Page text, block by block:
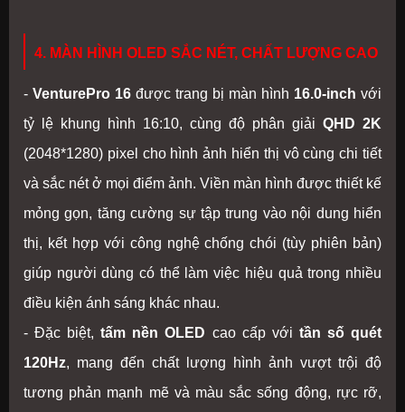
4. MÀN HÌNH OLED SẮC NÉT, CHẤT LƯỢNG CAO
- VenturePro 16 được trang bị màn hình 16.0-inch với
tỷ lệ khung hình 16:10, cùng độ phân giải QHD 2K
(2048*1280) pixel cho hình ảnh hiển thị vô cùng chi tiết
và sắc nét ở mọi điểm ảnh. Viền màn hình được thiết kế
mỏng gọn, tăng cường sự tập trung vào nội dung hiển
thị, kết hợp với công nghệ chống chói (tùy phiên bản)
giúp người dùng có thể làm việc hiệu quả trong nhiều
điều kiện ánh sáng khác nhau.
- Đặc biệt,tấm nền OLED cao cấp với tần số quét
120Hz, mang đến chất lượng hình ảnh vượt trội độ
tương phản mạnh mẽ và màu sắc sống động, rực rỡ,